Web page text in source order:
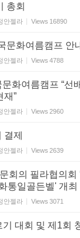
총회
안젤라 Views 16890
문화여름캠프 안
안젤라 Views 4788
화여름캠프 “선
재”
안젤라 Views 2960
결제
안젤라 Views 2639
회의 필라협의회
통일골든벨' 개최
안젤라 Views 3071
대회 및 제1회